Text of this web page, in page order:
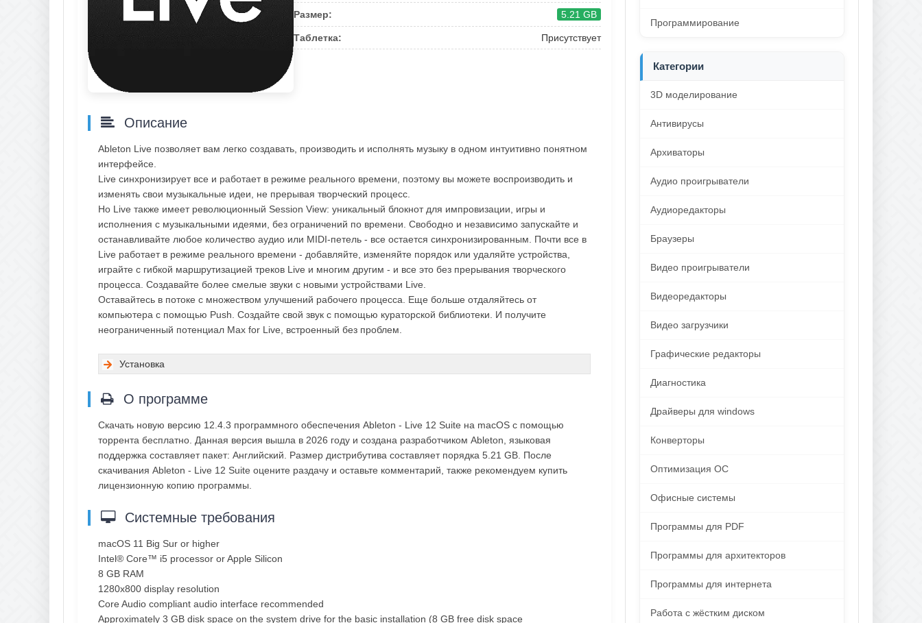
Размер: 5.21 GB
Таблетка: Присутствует
Описание
Ableton Live позволяет вам легко создавать, производить и исполнять музыку в одном интуитивно понятном
интерфейсе.
Live синхронизирует все и работает в режиме реального времени, поэтому вы можете воспроизводить и
изменять свои музыкальные идеи, не прерывая творческий процесс.
Но Live также имеет революционный Session View: уникальный блокнот для импровизации, игры и
исполнения с музыкальными идеями, без ограничений по времени. Свободно и независимо запускайте и
останавливайте любое количество аудио или MIDI-петель - все остается синхронизированным. Почти все в
Live работает в режиме реального времени - добавляйте, изменяйте порядок или удаляйте устройства,
играйте с гибкой маршрутизацией треков Live и многим другим - и все это без прерывания творческого
процесса. Создавайте более смелые звуки с новыми устройствами Live.
Оставайтесь в потоке с множеством улучшений рабочего процесса. Еще больше отдаляйтесь от
компьютера с помощью Push. Создайте свой звук с помощью кураторской библиотеки. И получите
неограниченный потенциал Max for Live, встроенный без проблем.
Установка
О программе
Скачать новую версию 12.4.3 программного обеспечения Ableton - Live 12 Suite на macOS с помощью
торрента бесплатно. Данная версия вышла в 2026 году и создана разработчиком Ableton, языковая
поддержка составляет пакет: Английский. Размер дистрибутива составляет порядка 5.21 GB. После
скачивания Ableton - Live 12 Suite оцените раздачу и оставьте комментарий, также рекомендуем купить
лицензионную копию программы.
Системные требования
macOS 11 Big Sur or higher
Intel® Core™ i5 processor or Apple Silicon
8 GB RAM
1280x800 display resolution
Core Audio compliant audio interface recommended
Approximately 3 GB disk space on the system drive for the basic installation (8 GB free disk space
Программирование
Категории
3D моделирование
Антивирусы
Архиваторы
Аудио проигрыватели
Аудиоредакторы
Браузеры
Видео проигрыватели
Видеоредакторы
Видео загрузчики
Графические редакторы
Диагностика
Драйверы для windows
Конверторы
Оптимизация ОС
Офисные системы
Программы для PDF
Программы для архитекторов
Программы для интернета
Работа с жёстким диском